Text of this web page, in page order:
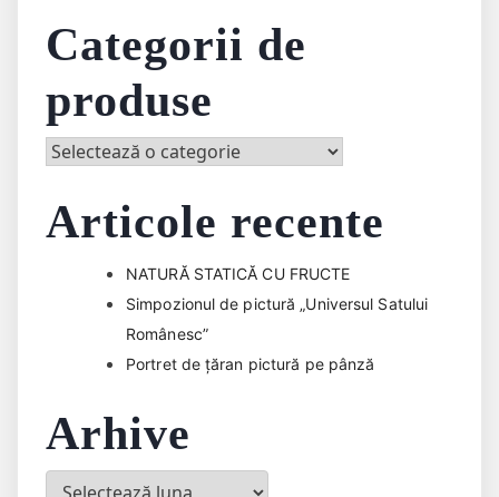
Categorii de
produse
Articole recente
NATURĂ STATICĂ CU FRUCTE
Simpozionul de pictură „Universul Satului
Românesc”
Portret de țăran pictură pe pânză
Arhive
Arhive